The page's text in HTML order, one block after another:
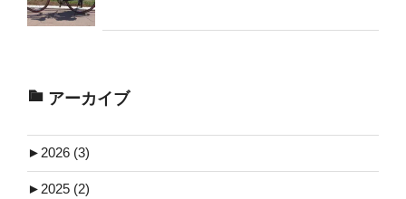
アーカイブ
► 2026 (3)
► 2025 (2)